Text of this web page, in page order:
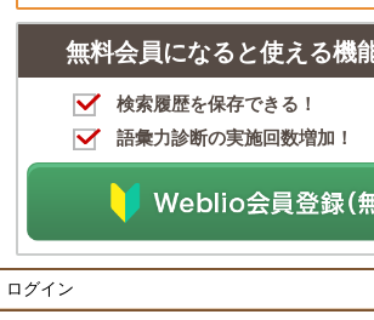
無料会員になると使える機
検索履歴を保存できる！
語彙力診断の実施回数増加！
ログイン